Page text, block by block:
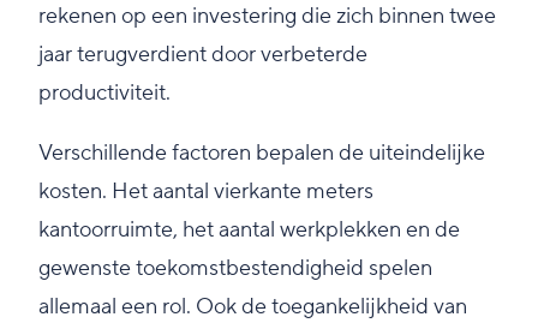
rekenen op een investering die zich binnen twee
jaar terugverdient door verbeterde
productiviteit.
Verschillende factoren bepalen de uiteindelijke
kosten. Het aantal vierkante meters
kantoorruimte, het aantal werkplekken en de
gewenste toekomstbestendigheid spelen
allemaal een rol. Ook de toegankelijkheid van